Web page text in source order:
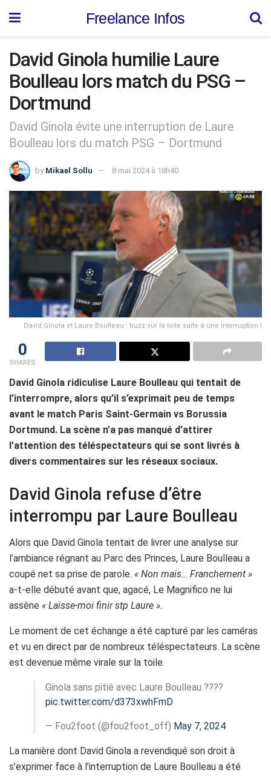
Freelance Infos
David Ginola humilie Laure
Boulleau lors match du PSG –
Dortmund
David Ginola évite une interruption de Laure
Boulleau lors du match PSG – Dortmund
by Mikael Sollu 8 mai 2024 à 18h40
David Ginola et Laure Boulleau : buzz sur la toile suite à une interruption !
0
SHARES
David Ginola ridiculise Laure Boulleau qui tentait de
l’interrompre, alors qu’il s’exprimait peu de temps
avant le match Paris Saint-Germain vs Borussia
Dortmund. La scène n’a pas manqué d’attirer
l’attention des téléspectateurs qui se sont livrés à
divers commentaires sur les réseaux sociaux.
David Ginola refuse d’être
interrompu par Laure Boulleau
Alors que David Ginola tentait de livrer une analyse sur
l’ambiance régnant au Parc des Princes, Laure Boulleau a
coupé net sa prise de parole. « Non mais… Franchement »
a-t-elle débuté avant que, agacé, Le Magnifico ne lui
assène « Laisse-moi finir stp Laure ».
Le moment de cet échange a été capturé par les caméras
et vu en direct par de nombreux téléspectateurs. La scène
est devenue même virale sur la toile.
Ginola sans pitié avec Laure Boulleau ????
pic.twitter.com/d373xwhFmD
— Fou2foot (@fou2foot_off) May 7, 2024
La manière dont David Ginola a revendiqué son droit à
s’exprimer face à l’interruption de Laure Boulleau a été